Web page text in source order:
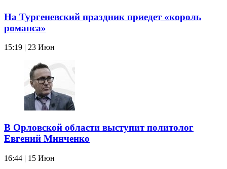
На Тургеневский праздник приедет «король
романса»
15:19 | 23 Июн
В Орловской области выступит политолог
Евгений Минченко
16:44 | 15 Июн